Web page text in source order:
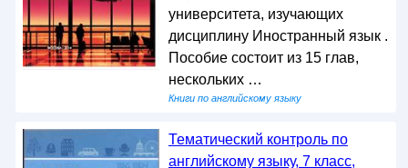
университета, изучающих
дисциплину Иностранный язык .
Пособие состоит из 15 глав,
нескольких …
Книги по английскому языку
Тематический контроль по
английскому языку, 7 класс,